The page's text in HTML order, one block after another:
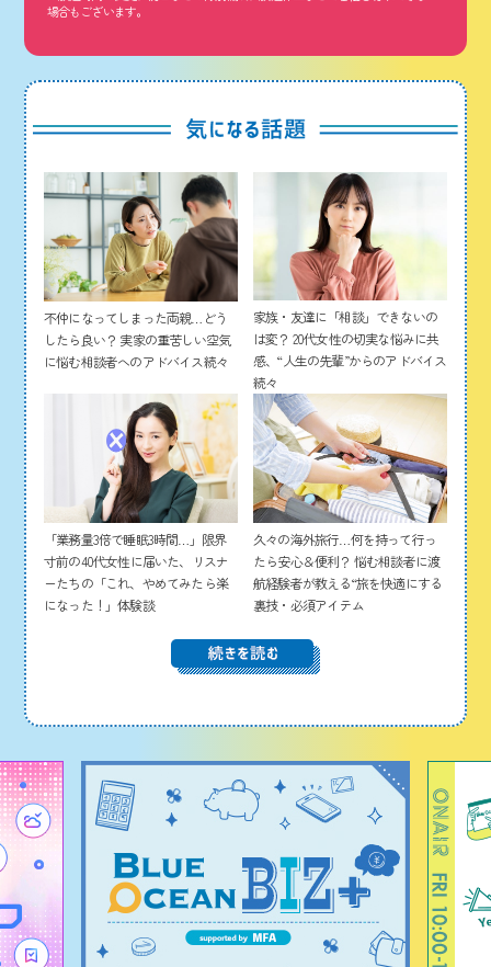
場合もございます。
不仲になってしまった両親…どう
したら良い？ 実家の重苦しい空気
に悩む相談者へのアドバイス続々
家族・友達に「相談」できないの
は変？ 20代女性の切実な悩みに共
感、“人生の先輩”からのアドバイス
続々
「業務量3倍で睡眠3時間…」限界
寸前の40代女性に届いた、リスナ
ーたちの「これ、やめてみたら楽
になった！」体験談
久々の海外旅行…何を持って行っ
たら安心＆便利？ 悩む相談者に渡
航経験者が教える“旅を快適にする
裏技・必須アイテム